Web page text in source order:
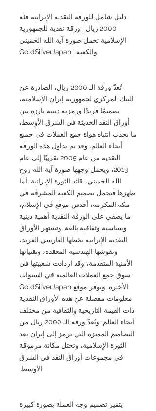
دليل شامل للورقة النقدية الإيرانية فئة
2000 ريال | ورقة نقدية للجمهورية
الإسلامية تحمل صورة آية الله الخميني
والكعبة | GoldSilverJapan
تُعدّ ورقة الـ 2000 ريال، الصادرة عن
البنك المركزي لجمهورية إيران الإسلامية،
تصميمًا فريدًا ورمزية دينية بارزة بين
أوراق النقد الحديثة في الشرق الأوسط،
ما يجذب انتباه هواة جمع العملات في جميع
أنحاء العالم. وقد تم تداول هذه الورقة
النقدية من عام 2005 تقريبًا إلى عام
2013، ويحمل وجهها صورة آية الله روح
الله الخميني، قائد الثورة الإيرانية. أما
ظهرها فيحمل تصميم الكعبة المشرفة في
مكة المكرمة، أقدس موقع في الإسلام،
ما يضفي على الورقة النقدية أهمية دينية
وسياسية وثقافية بالغة. وتشتهر الأوراق
النقدية الإيرانية بخطها الفارسي الفريد،
ونقوشها الهندسية المعقدة، وتقنياتها
الأمنية المتقدمة، وقد ازدادت شعبيتها في
سوق جمع العملات العالمية في السنوات
الأخيرة. ويوفر موقع GoldSilverJapan
معلومات مفصلة عن هذه الأوراق النقدية
ذات القيمة التاريخية والثقافية من مختلف
أنحاء العالم. وتُعدّ ورقة الـ 2000 ريال من
التصاميم المميزة التي ترمز إلى إيران بعد
الثورة الإسلامية، وتحتل مكانة مرموقة
في مجموعات أوراق النقد في الشرق
الأوسط.
يتميز تصميم وجه العملة بصورة كبيرة